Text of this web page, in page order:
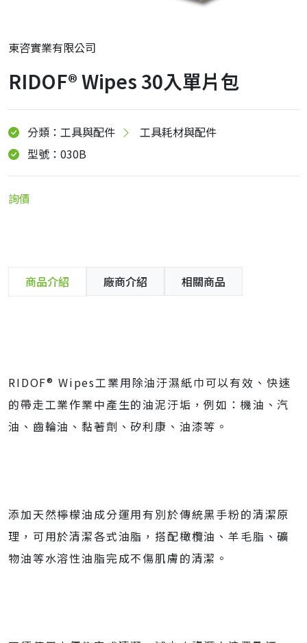
東咨實業有限公司
RIDOF® Wipes 30入單片包
分類：工具與配件
工具耗材與配件
型號：030B
詢價
商品介紹 廠商介紹 相關商品
RIDOF® Wipes工業用除油汙濕紙巾可以有效、快速
的帶走工業作業中產生的油泥汙垢，例如：機油、汽
油、齒輪油、黏著劑、矽利康、油漆等。
添加天然檸檬油成分運用有別於傳統黑手粉的清潔原
理，可用於清潔各式油脂，搭配橄欖油、羊毛脂、礦
物油等水溶性油脂完成不傷肌膚的清潔。